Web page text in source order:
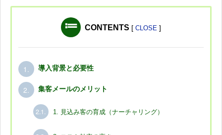
CONTENTS [ CLOSE ]
1. 導入背景と必要性
2. 集客メールのメリット
2.1. 1. 見込み客の育成（ナーチャリング）